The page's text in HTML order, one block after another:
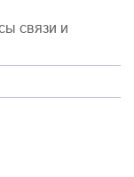
связи и